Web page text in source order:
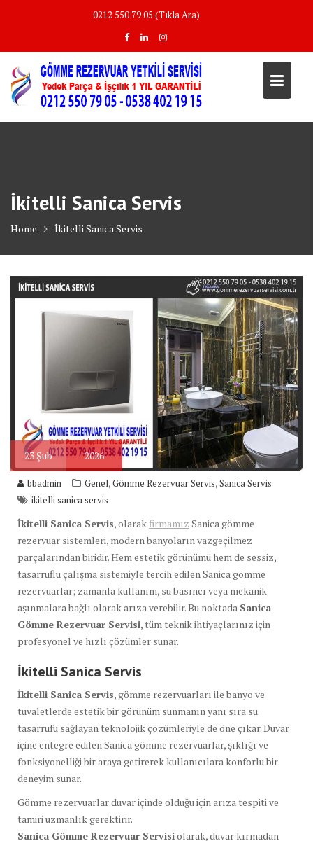
0212 550 79 05 (Tıkla Ara)
İkitelli Sanica Servis
Home İkitelli Sanica Servis
23 Şub 2026
bbadmin Genel,Gömme Rezervuar Servis,Sanica Servis
ikitelli sanica servis
İkitelli Sanica Servis, olarak firmamız Sanica gömme
rezervuar sistemleri, modern banyoların vazgeçilmez
parçalarından biridir. Hem estetik görünümü hem de sessiz,
tasarruflu çalışma sistemiyle tercih edilen Sanica gömme
rezervuarlar; zamanla kullanım, su basıncı veya mekanik
aşınmalara bağlı olarak arıza verebilir. Bu noktada Sanica
Gömme Rezervuar Servisi, tüm teknik ihtiyaçlarınız için
profesyonel ve hızlı çözümler sunar.
İkitelli Sanica Servis
İkitelli Sanica Servis, gömme rezervuarları ile banyo ve
tuvaletlerde estetik bir görünüm sunmanın yanı sıra su
tasarrufu sağlayan teknolojik çözümleriyle de öne çıkar. Duvar
içine entegre edilen Sanica gömme rezervuarlar, şıklığı ve
fonksiyonelliği bir araya getirerek kullanıcılara konforlu bir
deneyim sunar.
Gömme rezervuarlar duvar içinde olduğu için arıza tespiti ve
tamiri uzmanlık gerektirir.
Sanica Gömme Rezervuar Servisiolarak, duvar kırmadan